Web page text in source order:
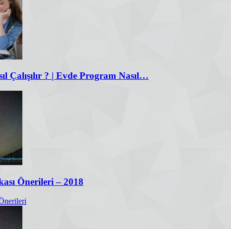
Çalışılır ? | Evde Program Nasıl…
Önerileri – 2018